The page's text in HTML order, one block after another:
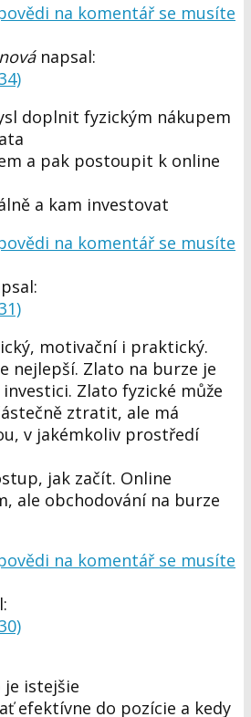
na komentář se musíte
napsal:
doplnit fyzickým nákupem
a pak postoupit k online
a kam investovat
na komentář se musíte
motivační i praktický.
nejlepší. Zlato na burze je
Zlato fyzické může
ztratit, ale má
v jakémkoliv prostředí
jak začít. Online
ale obchodování na burze
na komentář se musíte
je istejšie
efektívne do pozície a kedy